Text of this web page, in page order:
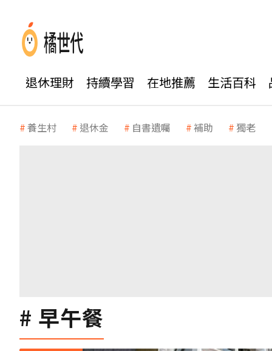
退休理財 持續學習 在地推薦 生活百科
養生村 退休金 自書遺囑 補助 獨老
早午餐